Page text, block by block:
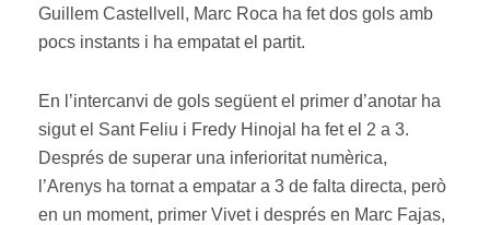
Guillem Castellvell, Marc Roca ha fet dos gols amb
pocs instants i ha empatat el partit.
En l’intercanvi de gols següent el primer d’anotar ha
sigut el Sant Feliu i Fredy Hinojal ha fet el 2 a 3.
Després de superar una inferioritat numèrica,
l’Arenys ha tornat a empatar a 3 de falta directa, però
en un moment, primer Vivet i després en Marc Fajas,